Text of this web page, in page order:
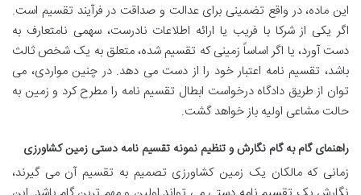
این ماده، در واقع تضمینی برای عدالت و صداقت در فرآیند تقسیم است.
اگر یکی از شرکا با فریب یا ارائه اطلاعات نادرست، سهمی نامتعارف به
دست آورد، یا اگر اساساً زمینی که تقسیم شده، متعلق به یک شخص ثالث
باشد، تقسیم نامه اعتبار خود را از دست می دهد. در چنین مواردی، می
توان از طریق دادگاه درخواست ابطال تقسیم نامه را مطرح کرد و زمین به
حالت مشاعی اولیه باز خواهد گشت.
راهنمای گام به گام نگارش و تنظیم نمونه تقسیم نامه دستی زمین کشاورزی
زمانی که مالکان یک زمین کشاورزی تصمیم به تقسیم آن می گیرند،